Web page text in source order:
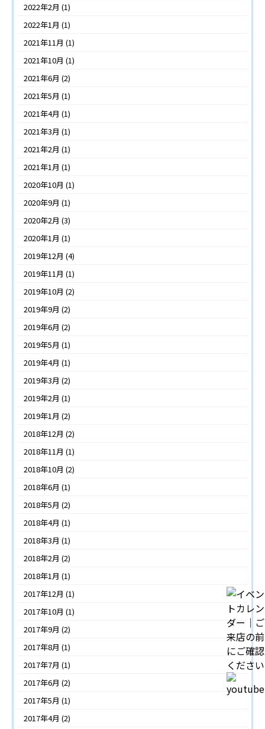
2022年2月 (1)
2022年1月 (1)
2021年11月 (1)
2021年10月 (1)
2021年6月 (2)
2021年5月 (1)
2021年4月 (1)
2021年3月 (1)
2021年2月 (1)
2021年1月 (1)
2020年10月 (1)
2020年9月 (1)
2020年2月 (3)
2020年1月 (1)
2019年12月 (4)
2019年11月 (1)
2019年10月 (2)
2019年9月 (2)
2019年6月 (2)
2019年5月 (1)
2019年4月 (1)
2019年3月 (2)
2019年2月 (1)
2019年1月 (2)
2018年12月 (2)
2018年11月 (1)
2018年10月 (2)
2018年6月 (1)
2018年5月 (2)
2018年4月 (1)
2018年3月 (1)
2018年2月 (2)
2018年1月 (1)
2017年12月 (1)
2017年10月 (1)
2017年9月 (2)
2017年8月 (1)
2017年7月 (1)
2017年6月 (2)
2017年5月 (1)
2017年4月 (2)